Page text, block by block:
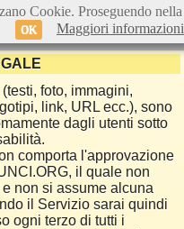
foto, immagini,
link, URL ecc.), sono
dagli utenti sotto
comporta l'approvazione
il quale non
non si assume alcuna
il Servizio sarai quindi
ogni terzo di tutti i
Cookie. Proseguendo nella
OK Maggiori informazioni